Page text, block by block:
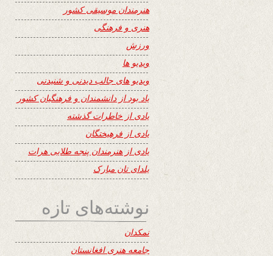
هنرمندان موسیقی کشور
هنری و فرهنگی
ورزش
ویدیو ها
ویدیو های جالب دیدنی و شنیدنی
یاد بود از دانشمندان و فرهنگیان کشور
یادی از خاطرات گذشته
یادی از فرهیختگان
یادی از هنرمندان پنجه طلایی هرات
یلدای تان مبارک
نوشته‌های تازه
نمکدان
جامعه هنری افغانستان